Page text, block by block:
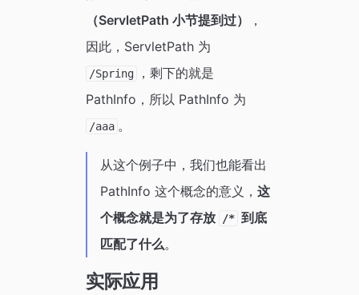
（ServletPath 小节提到过）
，
因此，ServletPath 为
/Spring
，剩下的就是
PathInfo，所以 PathInfo 为
/aaa 。
从这个例子中，我们也能看出
PathInfo 这个概念的意义， 这
个概念就是为了存放 /* 到底
匹配了什么。
实际应用